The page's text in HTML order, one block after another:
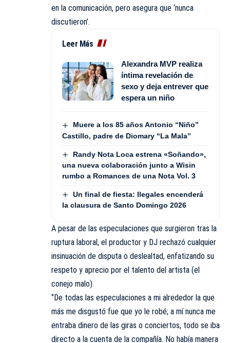
en la comunicación, pero asegura que ‘nunca
discutieron’.
Leer Más
Alexandra MVP realiza
íntima revelación de
sexo y deja entrever que
espera un niño
Muere a los 85 años Antonio “Niño”
Castillo, padre de Diomary “La Mala”
Randy Nota Loca estrena «Soñando»,
una nueva colaboración junto a Wisin
rumbo a Romances de una Nota Vol. 3
Un final de fiesta: Ilegales encenderá
la clausura de Santo Domingo 2026
A pesar de las especulaciones que surgieron tras la
ruptura laboral, el productor y DJ rechazó cualquier
insinuación de disputa o deslealtad, enfatizando su
respeto y aprecio por el talento del artista (el
conejo malo).
‘’De todas las especulaciones a mi alrededor la que
más me disgustó fue que yo le robé; a mí nunca me
entraba dinero de las giras o conciertos, todo se iba
directo a la cuenta de la compañía. No había manera